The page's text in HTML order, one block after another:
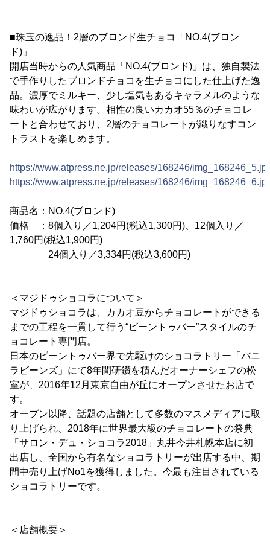
■珠玉の逸品！2層のブロンド生チョコ「NO.4(ブロン
ド)」
開店当時からの人気商品「NO.4(ブロンド)」は、独自製法
で手作りしたブロンドチョコを生チョコにした仕上げた逸
品。濃厚でミルキー、少し塩気もあるキャラメルのような
味わいが広がります。相性の良いカカオ55％のチョコレ
ートと合わせており、2層のチョコレートが織りなすコン
トラストを楽しめます。
https://www.atpress.ne.jp/releases/168246/
https://www.atpress.ne.jp/releases/168246/
商品名：NO.4(ブロンド)
価格 ：8個入り／1,204円(税込1,300円)、12個入り／
1,760円(税込1,900円)
24個入り／3,334円(税込3,600円)
＜マジドゥショコラについて＞
マジドゥショコラは、カカオ豆からチョコレートができる
までの工程を一貫して行う“ビーントゥバー”スタイルのチ
ョコレート専門店。
日本のビーントゥバー界で先駆けのショコラトリー「バニ
ラビーンズ」にて8年間研鑽を積んだオーナーシェフの松
室が、2016年12月東京自由が丘にオープンさせたお店で
す。
オープン以降、話題の店舗として多数のマスメディアに取
り上げられ、2018年に世界最大級のチョコレートの祭典
「サロン・デュ・ショコラ2018」丸井今井札幌本店に初
出店し、全国から有名なショコラトリーが出店する中、期
間中売り上げNo1を獲得しました。今最も注目されている
ショコラトリーです。
＜店舗概要＞